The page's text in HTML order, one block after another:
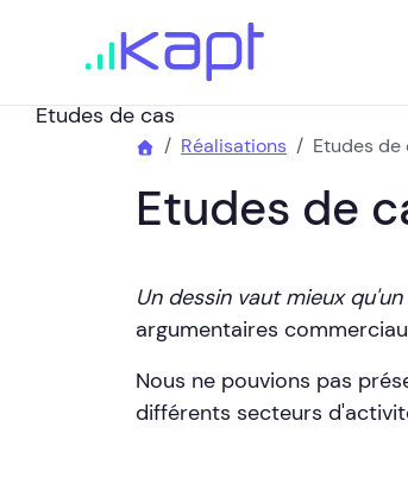
Etudes de cas
Réalisations Etudes de
Etudes de
Un dessin vaut mieux
argumentaires
Nous ne pouvions pas
différents secteurs